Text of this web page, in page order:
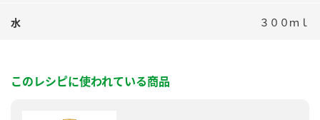
水 ３００ｍｌ
このレシピに使われている商品